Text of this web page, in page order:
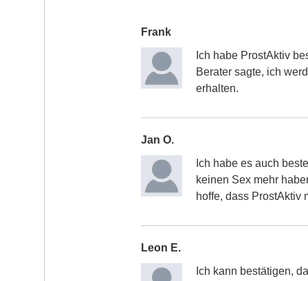
Frank
Ich habe ProstAktiv
Berater sagte, ich
erhalten.
Jan O.
Ich habe es auch
keinen Sex mehr
hoffe, dass ProstAktiv
Leon E.
Ich kann bestätigen,